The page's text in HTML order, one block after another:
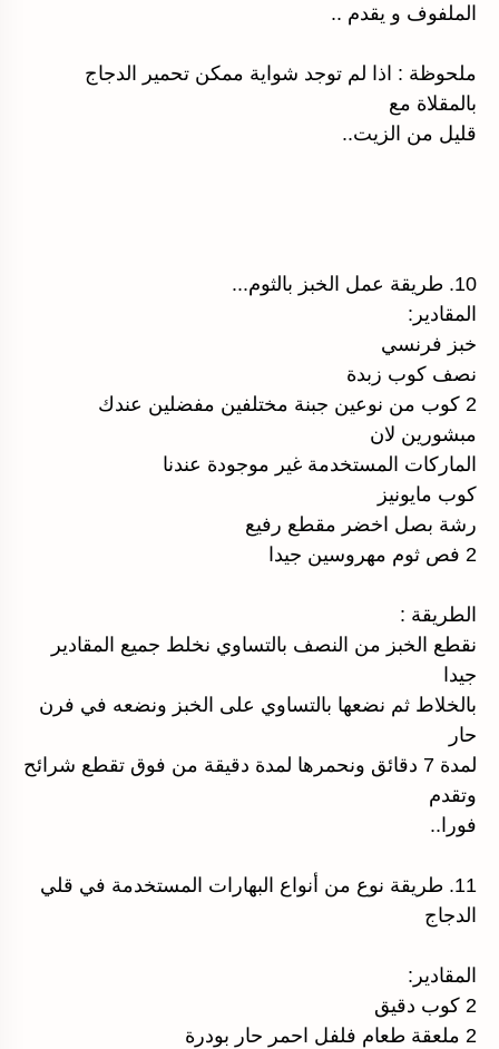
الملفوف و يقدم ..
ملحوظة : اذا لم توجد شواية ممكن تحمير الدجاج
بالمقلاة مع
قليل من الزيت..
10. طريقة عمل الخبز بالثوم...
المقادير:
خبز فرنسي
نصف كوب زبدة
2 كوب من نوعين جبنة مختلفين مفضلين عندك
مبشورين لان
الماركات المستخدمة غير موجودة عندنا
كوب مايونيز
رشة بصل اخضر مقطع رفيع
2 فص ثوم مهروسين جيدا
الطريقة :
نقطع الخبز من النصف بالتساوي نخلط جميع المقادير
جيدا
بالخلاط ثم نضعها بالتساوي على الخبز ونضعه في فرن
حار
لمدة 7 دقائق ونحمرها لمدة دقيقة من فوق تقطع شرائح
وتقدم
فورا..
11. طريقة نوع من أنواع البهارات المستخدمة في قلي
الدجاج
المقادير:
2 كوب دقيق
2 ملعقة طعام فلفل احمر حار بودرة